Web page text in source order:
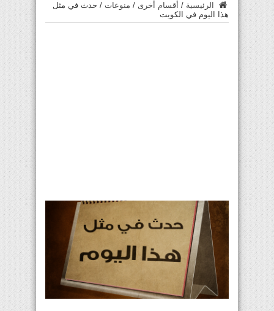
الرئيسية / أقسام أخرى / منوعات / حدث في مثل
هذا اليوم في الكويت